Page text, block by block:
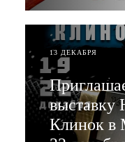
13 ДЕКАБРЯ
выставку
Клинок в